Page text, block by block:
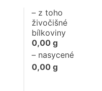
– z toho
živočišné
bílkoviny
0,00g
– nasycené
0,00g